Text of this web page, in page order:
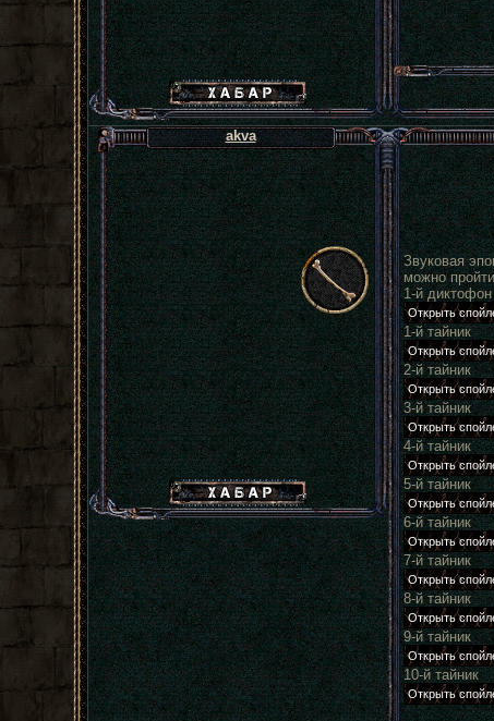
Хабар сталкера
Звуковая
можно
1-й диктофон
1-й тайник
2-й тайник
3-й тайник
4-й тайник
5-й тайник
6-й тайник
7-й тайник
8-й тайник
9-й тайник
10-й тайник
akva
Хабар сталкера